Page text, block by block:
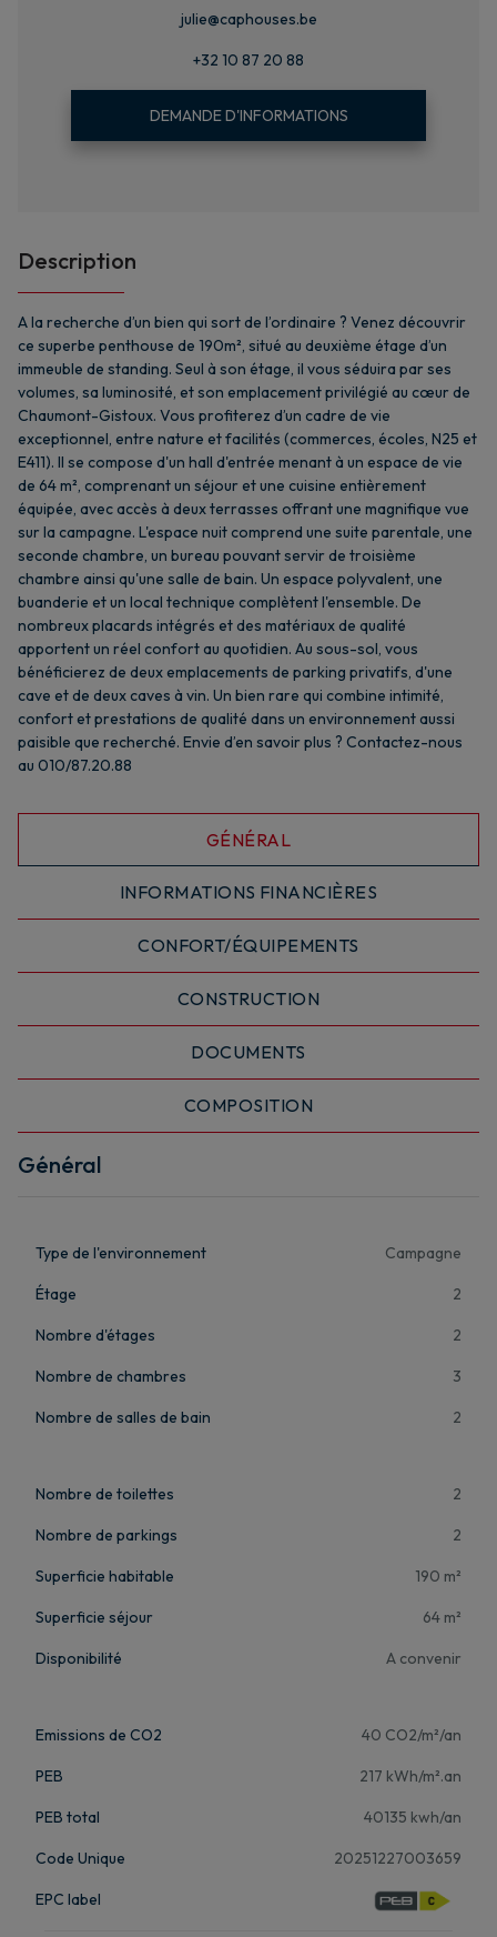
julie@caphouses.be
+32 10 87 20 88
DEMANDE D'INFORMATIONS
Description
A la recherche d’un bien qui sort de l’ordinaire ? Venez découvrir
ce superbe penthouse de 190m², situé au deuxième étage d’un
immeuble de standing. Seul à son étage, il vous séduira par ses
volumes, sa luminosité, et son emplacement privilégié au cœur de
Chaumont-Gistoux. Vous profiterez d’un cadre de vie
exceptionnel, entre nature et facilités (commerces, écoles, N25 et
E411). Il se compose d'un hall d'entrée menant à un espace de vie
de 64 m², comprenant un séjour et une cuisine entièrement
équipée, avec accès à deux terrasses offrant une magnifique vue
sur la campagne. L'espace nuit comprend une suite parentale, une
seconde chambre, un bureau pouvant servir de troisième
chambre ainsi qu'une salle de bain. Un espace polyvalent, une
buanderie et un local technique complètent l'ensemble. De
nombreux placards intégrés et des matériaux de qualité
apportent un réel confort au quotidien. Au sous-sol, vous
bénéficierez de deux emplacements de parking privatifs, d'une
cave et de deux caves à vin. Un bien rare qui combine intimité,
confort et prestations de qualité dans un environnement aussi
paisible que recherché. Envie d’en savoir plus ? Contactez-nous
au 010/87.20.88
GÉNÉRAL
INFORMATIONS FINANCIÈRES
CONFORT/ÉQUIPEMENTS
CONSTRUCTION
DOCUMENTS
COMPOSITION
Général
Type de l'environnement Campagne
Étage 2
Nombre d'étages 2
Nombre de chambres 3
Nombre de salles de bain 2
Nombre de toilettes 2
Nombre de parkings 2
Superficie habitable 190 m²
Superficie séjour 64 m²
Disponibilité A convenir
Emissions de CO2 40 CO2/m²/an
PEB 217 kWh/m².an
PEB total 40135 kwh/an
Code Unique 20251227003659
EPC label